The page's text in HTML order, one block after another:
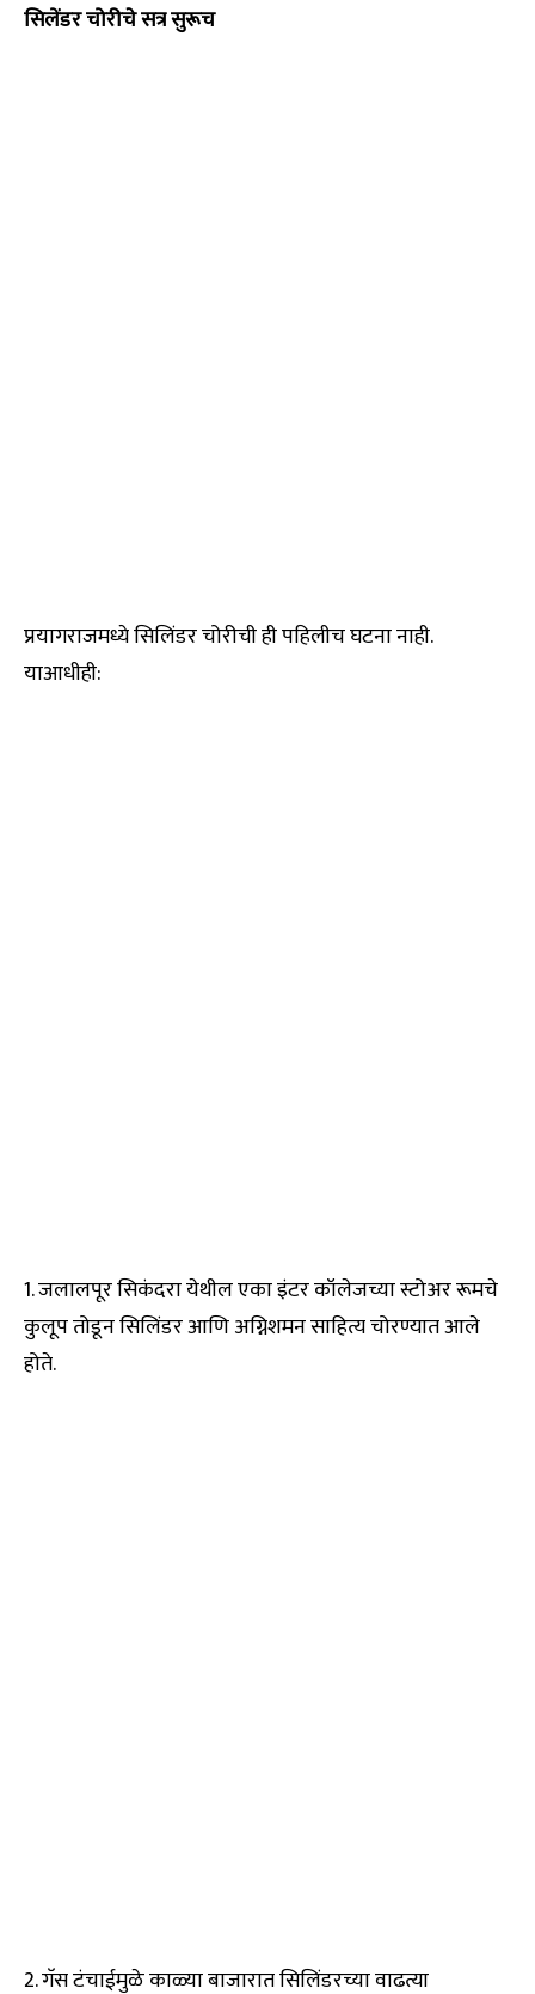
सिलेंडर चोरीचे सत्र सुरूच
प्रयागराजमध्ये सिलिंडर चोरीची ही पहिलीच घटना नाही.
याआधीही:
1. जलालपूर सिकंदरा येथील एका इंटर कॉलेजच्या स्टोअर रूमचे
कुलूप तोडून सिलिंडर आणि अग्निशमन साहित्य चोरण्यात आले
होते.
2. गॅस टंचाईमुळे काळ्या बाजारात सिलिंडरच्या वाढत्या